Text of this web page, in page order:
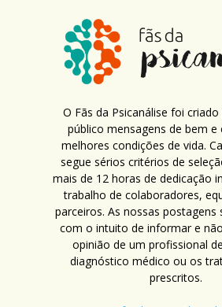
O Fãs da Psicanálise foi
público mensagens de bem
melhores condições de vida.
segue sérios critérios de
mais de 12 horas de dedicação
trabalho de colaboradores,
parceiros. As nossas postagens
com o intuito de informar e
opinião de um profissional
diagnóstico médico ou os
prescritos.